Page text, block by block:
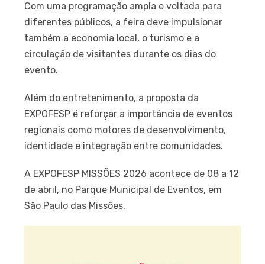
Com uma programação ampla e voltada para
diferentes públicos, a feira deve impulsionar
também a economia local, o turismo e a
circulação de visitantes durante os dias do
evento.
Além do entretenimento, a proposta da
EXPOFESP é reforçar a importância de eventos
regionais como motores de desenvolvimento,
identidade e integração entre comunidades.
A EXPOFESP MISSÕES 2026 acontece de 08 a 12
de abril, no Parque Municipal de Eventos, em
São Paulo das Missões.